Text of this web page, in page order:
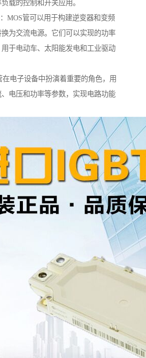
载的控制和开关应用。
MOS管可以用于构建逆变器和变频
为交流电源。它们可以实现的功率
于电动车、太阳能发电和工业驱动
在电子设备中扮演着重要的角色，用
电压和功率等参数，实现电路功能